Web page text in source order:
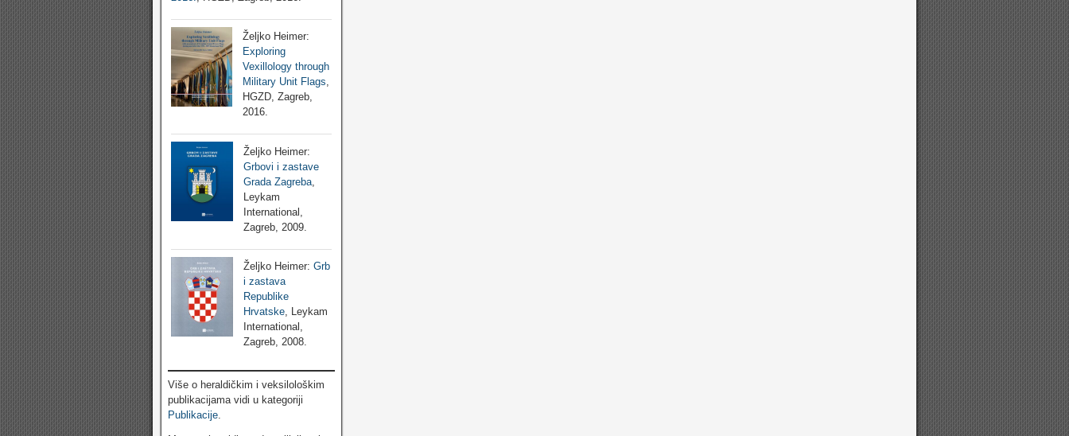
Željko Heimer:
Exploring
Vexillology through
Military Unit Flags,
HGZD, Zagreb,
2016.
Željko Heimer:
Grbovi i zastave
Grada Zagreba
Leykam
International,
Zagreb, 2009.
Željko Heimer:Grb
i zastava
Republike
Hrvatske, Leykam
International,
Zagreb, 2008.
Više o heraldičkim i veksilološkim
publikacijama vidi u kategoriji
Publikacije